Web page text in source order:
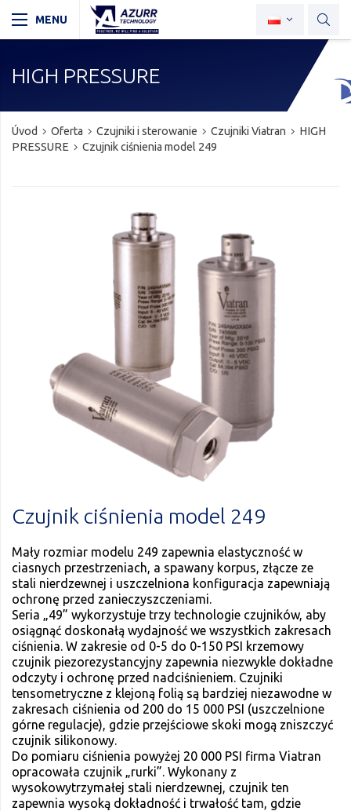
HIGH PRESSURE
Úvod Oferta Czujniki i sterowanie Czujniki Viatran
HIGH
PRESSURE
Czujnik ciśnienia model 249
Czujnik ciśnienia model 249
Mały rozmiar modelu 249 zapewnia elastyczność w
ciasnych przestrzeniach, a spawany korpus, złącze ze
stali nierdzewnej i uszczelniona konfiguracja zapewniają
ochronę przed zanieczyszczeniami.
Seria „49” wykorzystuje trzy technologie czujników, aby
osiągnąć doskonałą wydajność we wszystkich zakresach
ciśnienia. W zakresie od 0-5 do 0-150 PSI krzemowy
czujnik piezorezystancyjny zapewnia niezwykle dokładne
odczyty i ochronę przed nadciśnieniem. Czujniki
tensometryczne z klejoną folią są bardziej niezawodne w
zakresach ciśnienia od 200 do 15 000 PSI (uszczelnione
górne regulacje), gdzie przejściowe skoki mogą zniszczyć
czujnik silikonowy.
Do pomiaru ciśnienia powyżej 20 000 PSI firma Viatran
opracowała czujnik „rurki”. Wykonany z
wysokowytrzymałej stali nierdzewnej, czujnik ten
zapewnia wysoką dokładność i trwałość tam, gdzie